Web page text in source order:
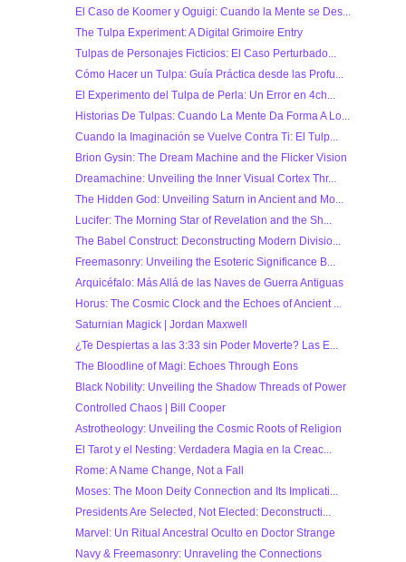
El Caso de Koomer y Oguigi: Cuando la Mente se Des...
The Tulpa Experiment: A Digital Grimoire Entry
Tulpas de Personajes Ficticios: El Caso Perturbado...
Cómo Hacer un Tulpa: Guía Práctica desde las Profu...
El Experimento del Tulpa de Perla: Un Error en 4ch...
Historias De Tulpas: Cuando La Mente Da Forma A Lo...
Cuando la Imaginación se Vuelve Contra Ti: El Tulp...
Brion Gysin: The Dream Machine and the Flicker Vision
Dreamachine: Unveiling the Inner Visual Cortex Thr...
The Hidden God: Unveiling Saturn in Ancient and Mo...
Lucifer: The Morning Star of Revelation and the Sh...
The Babel Construct: Deconstructing Modern Divisio...
Freemasonry: Unveiling the Esoteric Significance B...
Arquicéfalo: Más Allá de las Naves de Guerra Antiguas
Horus: The Cosmic Clock and the Echoes of Ancient ...
Saturnian Magick | Jordan Maxwell
¿Te Despiertas a las 3:33 sin Poder Moverte? Las E...
The Bloodline of Magi: Echoes Through Eons
Black Nobility: Unveiling the Shadow Threads of Power
Controlled Chaos | Bill Cooper
Astrotheology: Unveiling the Cosmic Roots of Religion
El Tarot y el Nesting: Verdadera Magia en la Creac...
Rome: A Name Change, Not a Fall
Moses: The Moon Deity Connection and Its Implicati...
Presidents Are Selected, Not Elected: Deconstructi...
Marvel: Un Ritual Ancestral Oculto en Doctor Strange
Navy & Freemasonry: Unraveling the Connections